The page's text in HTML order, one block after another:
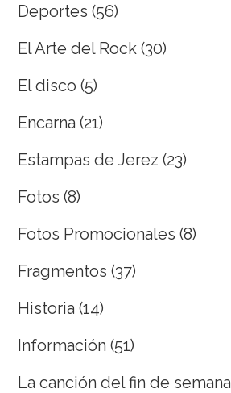
Deportes (56)
El Arte del Rock (30)
El disco (5)
Encarna (21)
Estampas de Jerez (23)
Fotos (8)
Fotos Promocionales (8)
Fragmentos (37)
Historia (14)
Información (51)
La canción del fin de semana